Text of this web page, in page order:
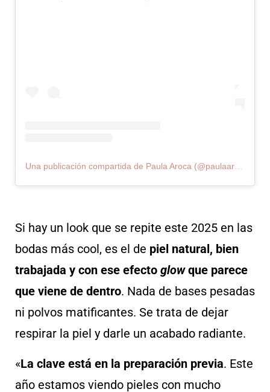
Si hay un look que se repite este 2025 en las
bodas más cool, es el de piel natural, bien
trabajada y con ese efecto glowque parece
que viene de dentro. Nada de bases pesadas
ni polvos matificantes. Se trata de dejar
respirar la piel y darle un acabado radiante.
«La clave está en la preparación previa. Este
año estamos viendo pieles con mucho